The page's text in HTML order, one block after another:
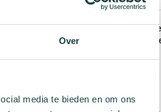
Over
media te bieden en om ons
de perfecte match. Jij, met je
biologisch katoen en
voegen gegarandeerd wat flair
uiting van jouw engagement voor